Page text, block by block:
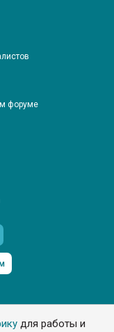
для работы и
форуме
защищены